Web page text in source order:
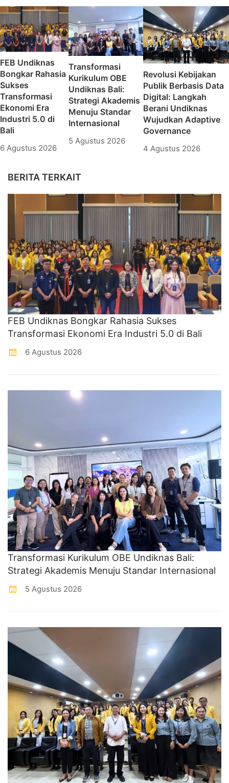
FEB Undiknas
Bongkar Rahasia
Sukses
Transformasi
Ekonomi Era
Industri 5.0 di
Bali
6 Agustus 2026
Transformasi
Kurikulum OBE
Undiknas Bali:
Strategi Akademis
Menuju Standar
Internasional
5 Agustus 2026
Revolusi Kebijakan
Publik Berbasis Data
Digital: Langkah
Berani Undiknas
Wujudkan Adaptive
Governance
4 Agustus 2026
BERITA TERKAIT
FEB Undiknas Bongkar Rahasia Sukses
Transformasi Ekonomi Era Industri 5.0 di Bali
6 Agustus 2026
Transformasi Kurikulum OBE Undiknas Bali:
Strategi Akademis Menuju Standar Internasional
5 Agustus 2026